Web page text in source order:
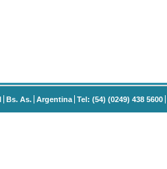
Bs. As. Argentina Tel: (54) (0249) 438 5600